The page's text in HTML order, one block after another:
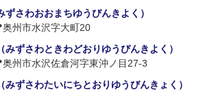
さわおおまちゆうびんきよく）
州市水沢字大町20
みずさわときわどおりゆうびんきよく）
州市水沢佐倉河字東沖ノ目27-3
みずさわたいにちとおりゆうびんきょく）